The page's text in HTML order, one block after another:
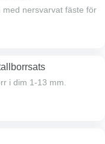
i dim 1-13 mm.